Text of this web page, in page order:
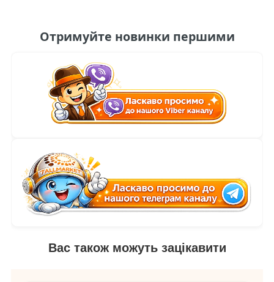
Отримуйте новинки першими
Вас також можуть зацікавити